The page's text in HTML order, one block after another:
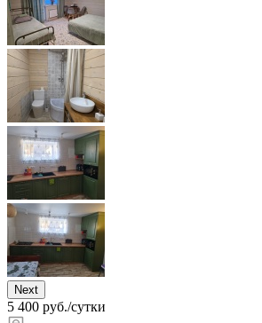
Next
5 400 руб./сутки